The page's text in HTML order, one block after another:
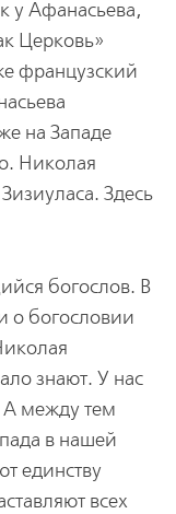
у Афанасьева,
Церковь»
французский
на Западе
Николая
Здесь
богослов. В
о богословии
знают. У нас
А между тем
в нашей
единству
всех